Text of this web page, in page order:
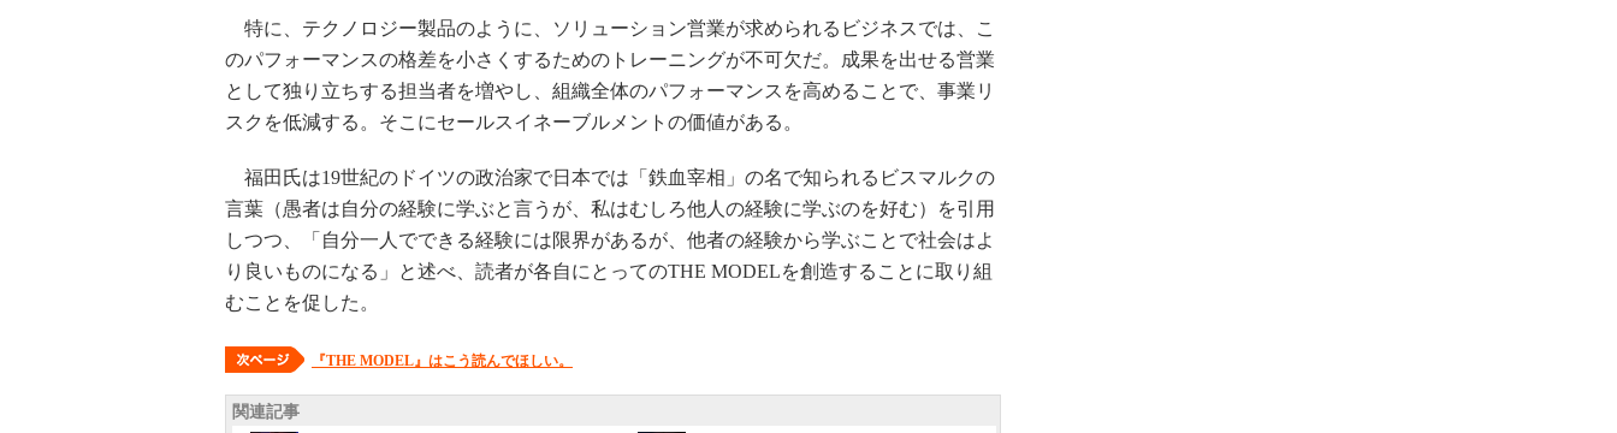
特に、テクノロジー製品のように、ソリューション営業が求められるビジネスでは、こ
のパフォーマンスの格差を小さくするためのトレーニングが不可欠だ。成果を出せる営業
として独り立ちする担当者を増やし、組織全体のパフォーマンスを高めることで、事業リ
スクを低減する。そこにセールスイネーブルメントの価値がある。
福田氏は19世紀のドイツの政治家で日本では「鉄血宰相」の名で知られるビスマルクの
言葉（愚者は自分の経験に学ぶと言うが、私はむしろ他人の経験に学ぶのを好む）を引用
しつつ、「自分一人でできる経験には限界があるが、他者の経験から学ぶことで社会はよ
り良いものになる」と述べ、読者が各自にとってのTHE MODELを創造することに取り組
むことを促した。
『THE MODEL』はこう読んでほしい。
関連記事